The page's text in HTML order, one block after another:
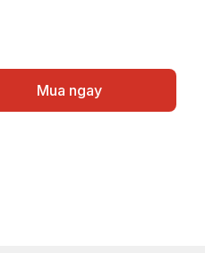
Mua ngay